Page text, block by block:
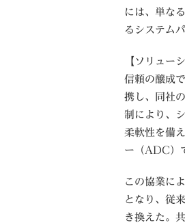
には、単な
るシステム
【ソリュー
信頼の醸成
携し、同社
制により、
柔軟性を備
ー（ADC）
この協業に
となり、従
き換えた。